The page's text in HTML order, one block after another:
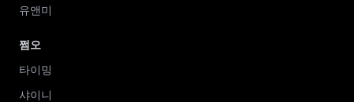
유앤미
쩜오
타이밍
샤이니